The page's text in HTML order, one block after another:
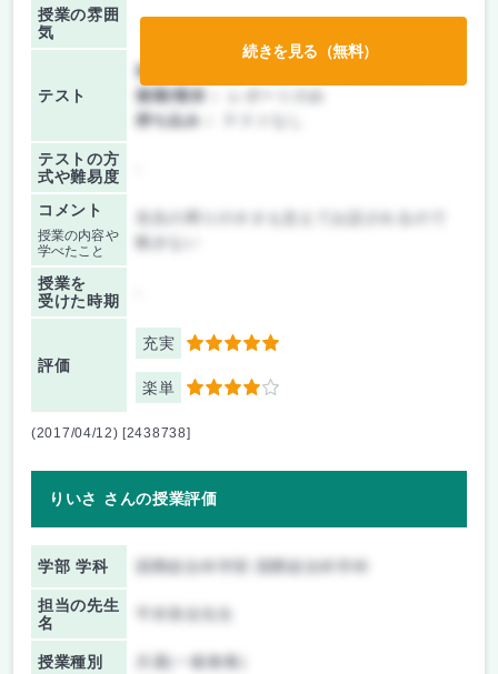
授業の雰囲
気
テスト
前期/中間：
後期/期末：
持ち込み：
テストの方
式や難易度
コメント
授業の内容や
学べたこと
授業を
受けた時期
評価
充実 5
楽単 4
続きを見る（無料）
(2017/04/12) [2438738]
りいさ さんの授業評価
学部 学科 国際総合科学部 国際総合科学科
担当の先生
名
授業種別 共通(一般教養)